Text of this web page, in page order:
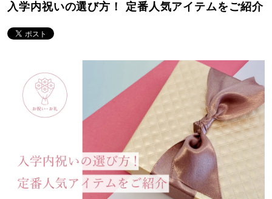
入学内祝いの選び方！ 定番人気アイテムをご紹介